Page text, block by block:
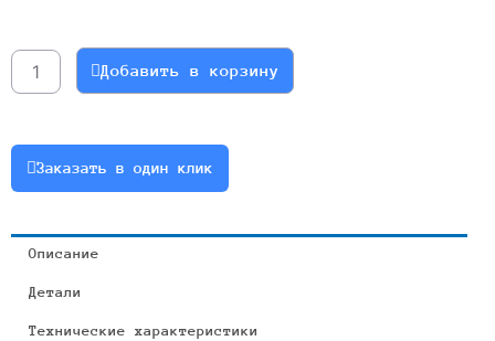
Редуктор
Ч-100-
Добавить в корзину
Заказать в один клик
Описание
Детали
Технические характеристики